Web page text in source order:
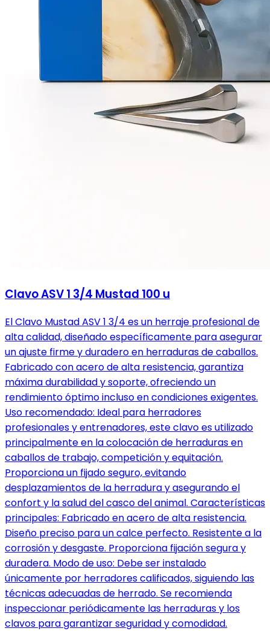
Clavo ASV 1 3/4 Mustad 100 u
El Clavo Mustad ASV 1 3/4 es un herraje profesional de
alta calidad, diseñado específicamente para asegurar
un ajuste firme y duradero en herraduras de caballos.
Fabricado con acero de alta resistencia, garantiza
máxima durabilidad y soporte, ofreciendo un
rendimiento óptimo incluso en condiciones exigentes.
Uso recomendado: Ideal para herradores
profesionales y entrenadores, este clavo es utilizado
principalmente en la colocación de herraduras en
caballos de trabajo, competición y equitación.
Proporciona un fijado seguro, evitando
desplazamientos de la herradura y asegurando el
confort y la salud del casco del animal. Características
principales: Fabricado en acero de alta resistencia.
Diseño preciso para un calce perfecto. Resistente a la
corrosión y desgaste. Proporciona fijación segura y
duradera. Modo de uso: Debe ser instalado
únicamente por herradores calificados, siguiendo las
técnicas adecuadas de herrado. Se recomienda
inspeccionar periódicamente las herraduras y los
clavos para garantizar seguridad y comodidad.